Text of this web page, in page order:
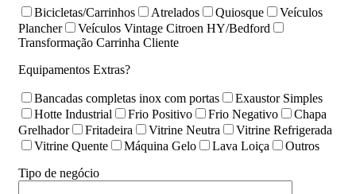
Bicicletas/Carrinhos Atrelados Quiosque
Veículos
Plancher
Veículos Vintage Citroen HY/Bedford
Transformação Carrinha Cliente
Equipamentos Extras?
Bancadas completas inox com portas
Exaustor Simples
Hotte Industrial
Frio Positivo Frio Negativo
Chapa
Grelhador
Fritadeira Vitrine Neutra
Vitrine Refrigerada
Vitrine Quente
Máquina Gelo Lava Loiça
Outros
Tipo de negócio